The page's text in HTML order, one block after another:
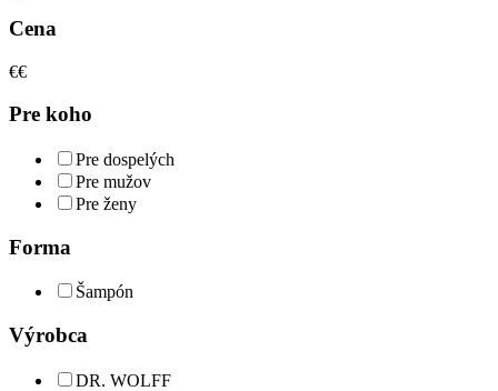
Cena
€€
Pre koho
Pre dospelých
Pre mužov
Pre ženy
Forma
Šampón
Výrobca
DR. WOLFF